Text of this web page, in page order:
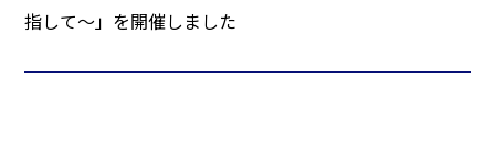
指して～」を開催しました